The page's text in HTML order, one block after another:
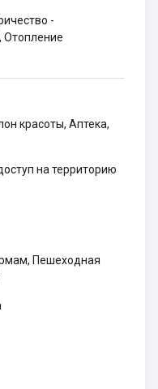
-
Отопление
красоты, Аптека,
на территорию
Пешеходная